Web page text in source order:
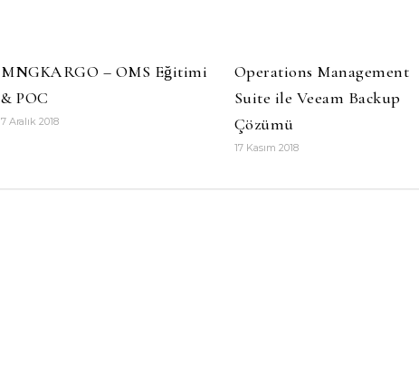
MNGKARGO – OMS Eğitimi
& POC
7 Aralık 2018
Operations Management
Suite ile Veeam Backup
Çözümü
17 Kasım 2018